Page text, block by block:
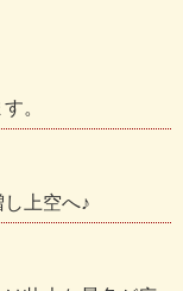
。
上空へ♪